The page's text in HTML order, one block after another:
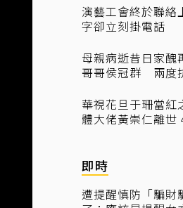
演藝工會終於聯絡
字卻立刻掛電話
母親病逝昔日家醜
哥哥侯冠群 兩度
華視花旦于珊當紅
體大佬黃崇仁離世
即時
遭提醒慎防「騙